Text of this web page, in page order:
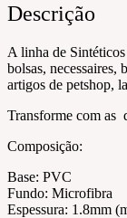
Descrição
A linha de
bolsas, necessaires,
artigos de petshop,
Transforme com as
Composição:
Base: PVC
Fundo: Microfibra
Espessura: 1.8mm